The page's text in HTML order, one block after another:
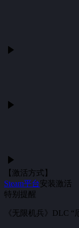
【激活方式】
Steam平台安装激活
特别提醒
《无限机兵》DLC